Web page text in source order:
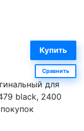
Сравнить
для
black, 2400